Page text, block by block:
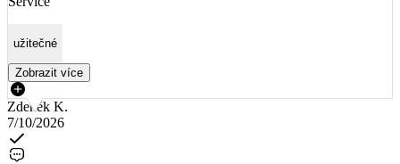
užitečné
Zobrazit více
Zdeněk K.
7/10/2026